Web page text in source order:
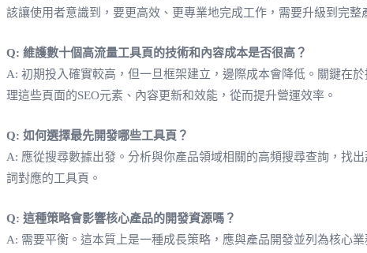
該讓使用者意識到，要更高效、更專業地完成工作，需要升級到完整
Q: 維護數十個高流量工具頁的技術和內容成本是否很高？
A: 初期投入確實較高，但一旦框架建立，邊際成本會降低。關鍵在
理這些頁面的SEO元素、內容更新和效能，從而提升營運效率。
Q: 如何選擇最先開發哪些工具頁？
A: 應從搜尋數據出發。分析與你產品領域相關的高頻搜尋查詢，找
詞對應的工具頁。
Q: 這種策略會影響核心產品的開發資源嗎？
A: 需要平衡。這本質上是一種成長策略，應與產品開發並列為核心